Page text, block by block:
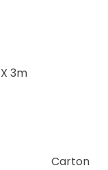
3m
Carton